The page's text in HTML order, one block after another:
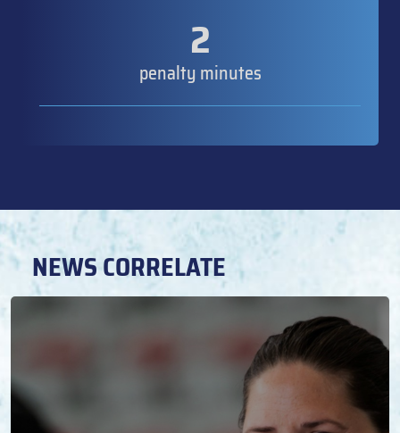
2
penalty minutes
NEWS CORRELATE